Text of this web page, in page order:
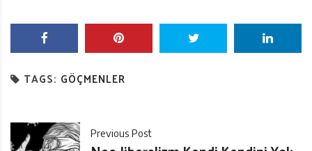
TAGS: GÖÇMENLER
Previous Post